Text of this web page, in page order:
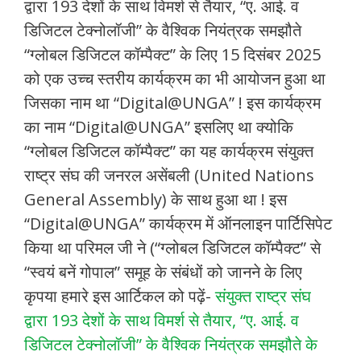
द्वारा 193 देशों के साथ विमर्श से तैयार, “ए. आई. व
डिजिटल टेक्नोलॉजी” के वैश्विक नियंत्रक समझौते
“ग्लोबल डिजिटल कॉम्पैक्ट” के लिए 15 दिसंबर 2025
को एक उच्च स्तरीय कार्यक्रम का भी आयोजन हुआ था
जिसका नाम था “Digital@UNGA” ! इस कार्यक्रम
का नाम “Digital@UNGA” इसलिए था क्योकि
“ग्लोबल डिजिटल कॉम्पैक्ट” का यह कार्यक्रम संयुक्त
राष्ट्र संघ की जनरल असेंबली (United Nations
General Assembly) के साथ हुआ था ! इस
“Digital@UNGA” कार्यक्रम में ऑनलाइन पार्टिसिपेट
किया था परिमल जी ने (“ग्लोबल डिजिटल कॉम्पैक्ट” से
“स्वयं बनें गोपाल” समूह के संबंधों को जानने के लिए
कृपया हमारे इस आर्टिकल को पढ़ें-संयुक्त राष्ट्र संघ
द्वारा 193 देशों के साथ विमर्श से तैयार, “ए. आई. व
डिजिटल टेक्नोलॉजी” के वैश्विक नियंत्रक समझौते के